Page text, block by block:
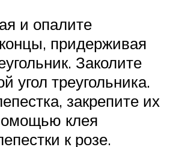
и опалите
придерживая
Заколите
угол треугольника.
закрепите их
клея
к розе.